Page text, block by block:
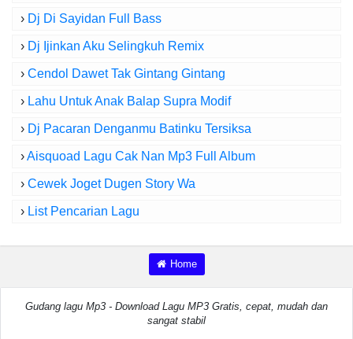
› Dj Di Sayidan Full Bass
› Dj Ijinkan Aku Selingkuh Remix
› Cendol Dawet Tak Gintang Gintang
› Lahu Untuk Anak Balap Supra Modif
› Dj Pacaran Denganmu Batinku Tersiksa
›Aisquoad Lagu Cak Nan Mp3 Full Album
› Cewek Joget Dugen Story Wa
› List Pencarian Lagu
Home
Gudang lagu Mp3 - Download Lagu MP3 Gratis, cepat, mudah dan
sangat stabil